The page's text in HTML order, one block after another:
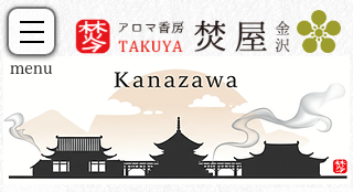
menu